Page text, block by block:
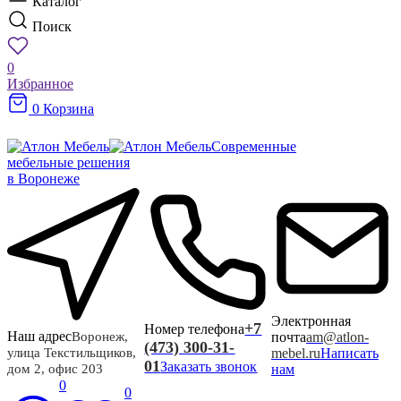
Поиск
0
Избранное
0 Корзина
Современные
мебельные решения
в Воронеже
Наш адресВоронеж,
улица Текстильщиков,
дом 2, офис 203
Номер телефона+7
(473) 300-31-
01Заказать звонок
Электронная
почтаam@atlon-
mebel.ruНаписать
нам
0 0